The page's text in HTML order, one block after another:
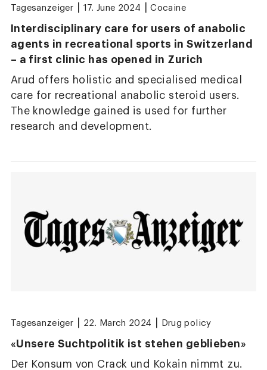
Tagesanzeiger 17. June 2024 Cocaine
Interdisciplinary care for users of anabolic
agents in recreational sports in Switzerland
– a first clinic has opened in Zurich
Arud offers holistic and specialised medical
care for recreational anabolic steroid users.
The knowledge gained is used for further
research and development.
Tagesanzeiger 22. March 2024 Drug policy
«Unsere Suchtpolitik ist stehen geblieben»
Der Konsum von Crack und Kokain nimmt zu.